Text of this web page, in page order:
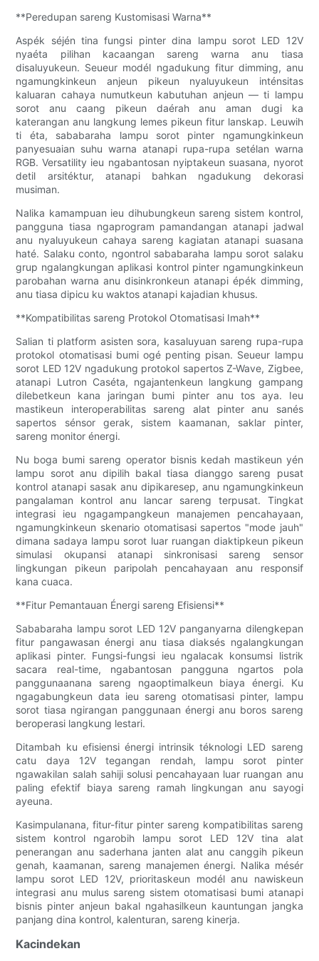
**Peredupan sareng Kustomisasi Warna**
Aspék séjén tina fungsi pinter dina lampu sorot LED 12V
nyaéta pilihan kacaangan sareng warna anu tiasa
disaluyukeun. Seueur modél ngadukung fitur dimming, anu
ngamungkinkeun anjeun pikeun nyaluyukeun inténsitas
kaluaran cahaya numutkeun kabutuhan anjeun — ti lampu
sorot anu caang pikeun daérah anu aman dugi ka
katerangan anu langkung lemes pikeun fitur lanskap. Leuwih
ti éta, sababaraha lampu sorot pinter ngamungkinkeun
panyesuaian suhu warna atanapi rupa-rupa setélan warna
RGB. Versatility ieu ngabantosan nyiptakeun suasana, nyorot
detil arsitéktur, atanapi bahkan ngadukung dekorasi
musiman.
Nalika kamampuan ieu dihubungkeun sareng sistem kontrol,
pangguna tiasa ngaprogram pamandangan atanapi jadwal
anu nyaluyukeun cahaya sareng kagiatan atanapi suasana
haté. Salaku conto, ngontrol sababaraha lampu sorot salaku
grup ngalangkungan aplikasi kontrol pinter ngamungkinkeun
parobahan warna anu disinkronkeun atanapi épék dimming,
anu tiasa dipicu ku waktos atanapi kajadian khusus.
**Kompatibilitas sareng Protokol Otomatisasi Imah**
Salian ti platform asisten sora, kasaluyuan sareng rupa-rupa
protokol otomatisasi bumi ogé penting pisan. Seueur lampu
sorot LED 12V ngadukung protokol sapertos Z-Wave, Zigbee,
atanapi Lutron Caséta, ngajantenkeun langkung gampang
dilebetkeun kana jaringan bumi pinter anu tos aya. Ieu
mastikeun interoperabilitas sareng alat pinter anu sanés
sapertos sénsor gerak, sistem kaamanan, saklar pinter,
sareng monitor énergi.
Nu boga bumi sareng operator bisnis kedah mastikeun yén
lampu sorot anu dipilih bakal tiasa dianggo sareng pusat
kontrol atanapi sasak anu dipikaresep, anu ngamungkinkeun
pangalaman kontrol anu lancar sareng terpusat. Tingkat
integrasi ieu ngagampangkeun manajemen pencahayaan,
ngamungkinkeun skenario otomatisasi sapertos "mode jauh"
dimana sadaya lampu sorot luar ruangan diaktipkeun pikeun
simulasi okupansi atanapi sinkronisasi sareng sensor
lingkungan pikeun paripolah pencahayaan anu responsif
kana cuaca.
**Fitur Pemantauan Énergi sareng Efisiensi**
Sababaraha lampu sorot LED 12V panganyarna dilengkepan
fitur pangawasan énergi anu tiasa diaksés ngalangkungan
aplikasi pinter. Fungsi-fungsi ieu ngalacak konsumsi listrik
sacara real-time, ngabantosan pangguna ngartos pola
panggunaanana sareng ngaoptimalkeun biaya énergi. Ku
ngagabungkeun data ieu sareng otomatisasi pinter, lampu
sorot tiasa ngirangan panggunaan énergi anu boros sareng
beroperasi langkung lestari.
Ditambah ku efisiensi énergi intrinsik téknologi LED sareng
catu daya 12V tegangan rendah, lampu sorot pinter
ngawakilan salah sahiji solusi pencahayaan luar ruangan anu
paling efektif biaya sareng ramah lingkungan anu sayogi
ayeuna.
Kasimpulanana, fitur-fitur pinter sareng kompatibilitas sareng
sistem kontrol ngarobih lampu sorot LED 12V tina alat
penerangan anu saderhana janten alat anu canggih pikeun
genah, kaamanan, sareng manajemen énergi. Nalika mésér
lampu sorot LED 12V, prioritaskeun modél anu nawiskeun
integrasi anu mulus sareng sistem otomatisasi bumi atanapi
bisnis pinter anjeun bakal ngahasilkeun kauntungan jangka
panjang dina kontrol, kalenturan, sareng kinerja.
Kacindekan